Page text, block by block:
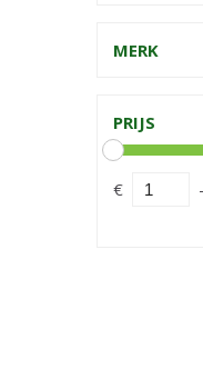
MERK
PRIJS
€ -